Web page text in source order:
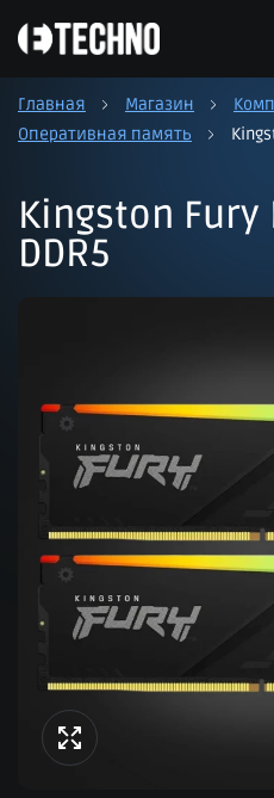
Главная Магазин
Оперативная память
Kingston Fury
DDR5